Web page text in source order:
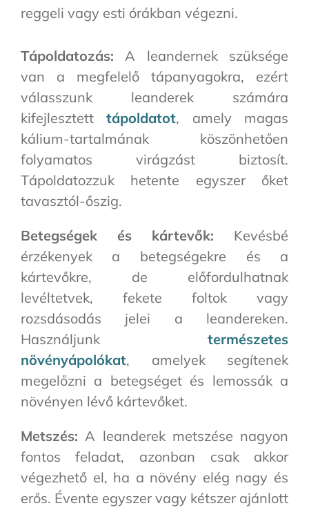
reggeli vagy esti órákban végezni.
Tápoldatozás: A leandernek szüksége
van a megfelelő tápanyagokra, ezért
válasszunk leanderek számára
kifejlesztetttápoldatot, amely magas
kálium-tartalmának köszönhetően
folyamatos virágzást biztosít.
Tápoldatozzuk hetente egyszer őket
tavasztól-őszig.
Betegségek és kártevők: Kevésbé
érzékenyek a betegségekre és a
kártevőkre, de előfordulhatnak
levéltetvek, fekete foltok vagy
rozsdásodás jelei a leandereken.
Használjunktermészetes
növényápolókat, amelyek segítenek
megelőzni a betegséget és lemossák a
növényen lévő kártevőket.
Metszés: A leanderek metszése nagyon
fontos feladat, azonban csak akkor
végezhető el, ha a növény elég nagy és
erős. Évente egyszer vagy kétszer ajánlott